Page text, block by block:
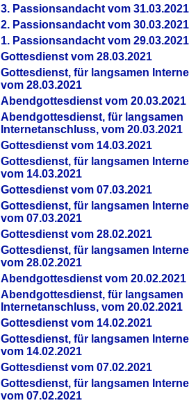
3. Passionsandacht vom 31.03.2021
2. Passionsandacht vom 30.03.2021
1. Passionsandacht vom 29.03.2021
Gottesdienst vom 28.03.2021
Gottesdienst, für langsamen
vom 28.03.2021
Abendgottesdienst vom 20.03.2021
Abendgottesdienst, für langsamen
Internetanschluss, vom 20.03.2021
Gottesdienst vom 14.03.2021
Gottesdienst, für langsamen
vom 14.03.2021
Gottesdienst vom 07.03.2021
Gottesdienst, für langsamen
vom 07.03.2021
Gottesdienst vom 28.02.2021
Gottesdienst, für langsamen
vom 28.02.2021
Abendgottesdienst vom 20.02.2021
Abendgottesdienst, für langsamen
Internetanschluss, vom 20.02.2021
Gottesdienst vom 14.02.2021
Gottesdienst, für langsamen
vom 14.02.2021
Gottesdienst vom 07.02.2021
Gottesdienst, für langsamen
vom 07.02.2021